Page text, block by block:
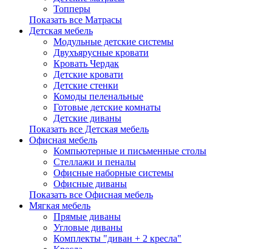
Топперы
Показать все Матрасы
Детская мебель
Модульные детские системы
Двухъярусные кровати
Кровать Чердак
Детские кровати
Детские стенки
Комоды пеленальные
Готовые детские комнаты
Детские диваны
Показать все Детская мебель
Офисная мебель
Компьютерные и письменные столы
Стеллажи и пеналы
Офисные наборные системы
Офисные диваны
Показать все Офисная мебель
Мягкая мебель
Прямые диваны
Угловые диваны
Комплекты "диван + 2 кресла"